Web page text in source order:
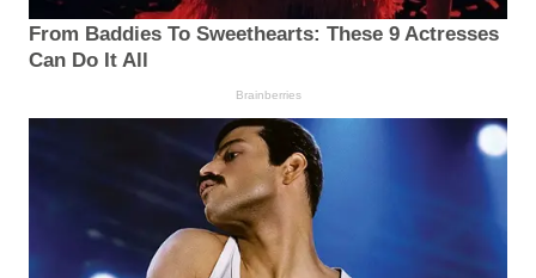
From Baddies To Sweethearts: These 9 Actresses
Can Do It All
Brainberries